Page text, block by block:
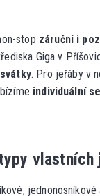
stop záruční i
Giga v
. Pro jeřáby v
individuální
vlastních
jednonosníkové